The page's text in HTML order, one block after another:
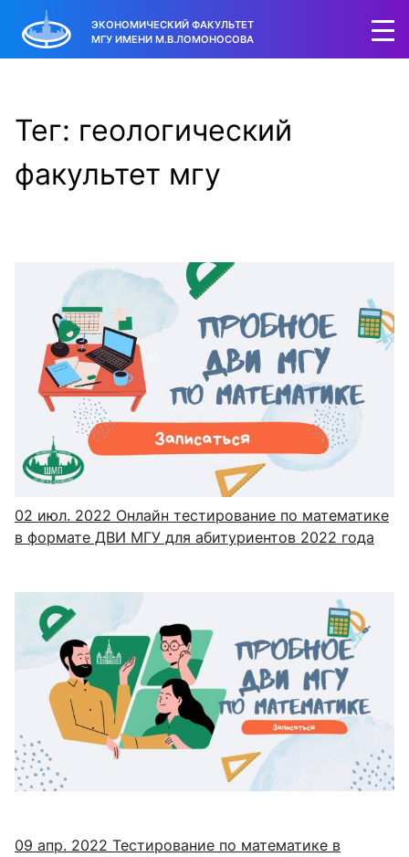
ЭКОНОМИЧЕСКИЙ ФАКУЛЬТЕТ
МГУ ИМЕНИ М.В.ЛОМОНОСОВА
Тег: геологический
факультет мгу
02 июл. 2022 Онлайн тестирование по математике
в формате ДВИ МГУ для абитуриентов 2022 года
09 апр. 2022 Тестирование по математике в